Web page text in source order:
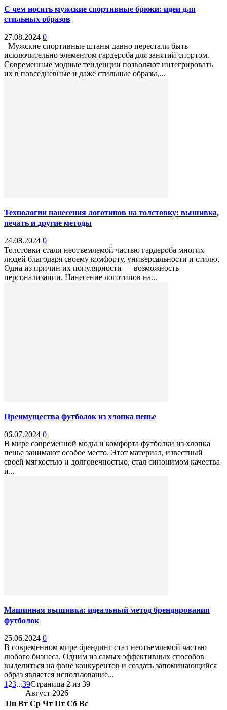
С чем носить мужские спортивные брюки: идеи для
стильных образов
27.08.2024 0
Мужские спортивные штаны давно перестали быть
исключительно элементом гардероба для занятий спортом.
Современные модные тенденции позволяют интегрировать
их в повседневные и даже стильные образы,...
Технологии нанесения логотипов на толстовку: вышивка,
печать и другие методы
24.08.2024 0
Толстовки стали неотъемлемой частью гардероба многих
людей благодаря своему комфорту, универсальности и стилю.
Одна из причин их популярности — возможность
персонализации. Нанесение логотипов на...
Преимущества футболок из хлопка пенье
06.07.2024 0
В мире современной моды и комфорта футболки из хлопка
пенье занимают особое место. Этот материал, известный
своей мягкостью и долговечностью, стал синонимом качества
и...
Машинная вышивка: идеальный метод брендирования
футболок
25.06.2024 0
В современном мире брендинг стал неотъемлемой частью
любого бизнеса. Одним из самых эффективных способов
выделиться на фоне конкурентов и создать запоминающийся
образ является использование...
1 23...39Страница 2 из 39
Август 2026
Пн Вт Ср Чт Пт Сб Вс